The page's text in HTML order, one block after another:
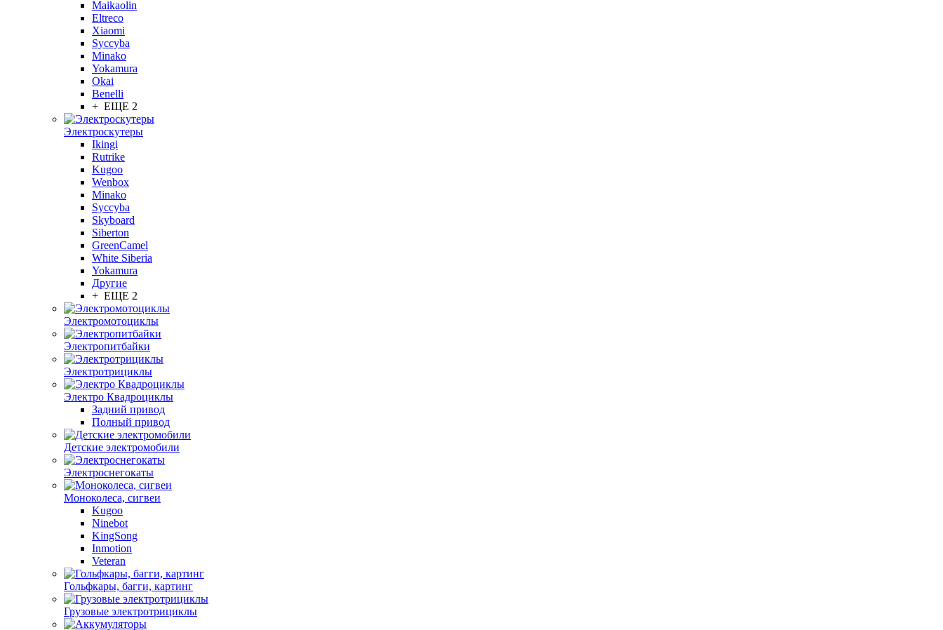
Maikaolin
Eltreco
Xiaomi
Syccyba
Minako
Yokamura
Okai
Benelli
+ ЕЩЕ 2
Электроскутеры
Ikingi
Rutrike
Kugoo
Wenbox
Minako
Syccyba
Skyboard
Siberton
GreenCamel
White Siberia
Yokamura
Другие
+ ЕЩЕ 2
Электромотоциклы
Электропитбайки
Электротрициклы
Электро Квадроциклы
Задний привод
Полный привод
Детские электромобили
Электроснегокаты
Моноколеса, сигвеи
Kugoo
Ninebot
KingSong
Inmotion
Veteran
Гольфкары, багги, картинг
Грузовые электротрициклы